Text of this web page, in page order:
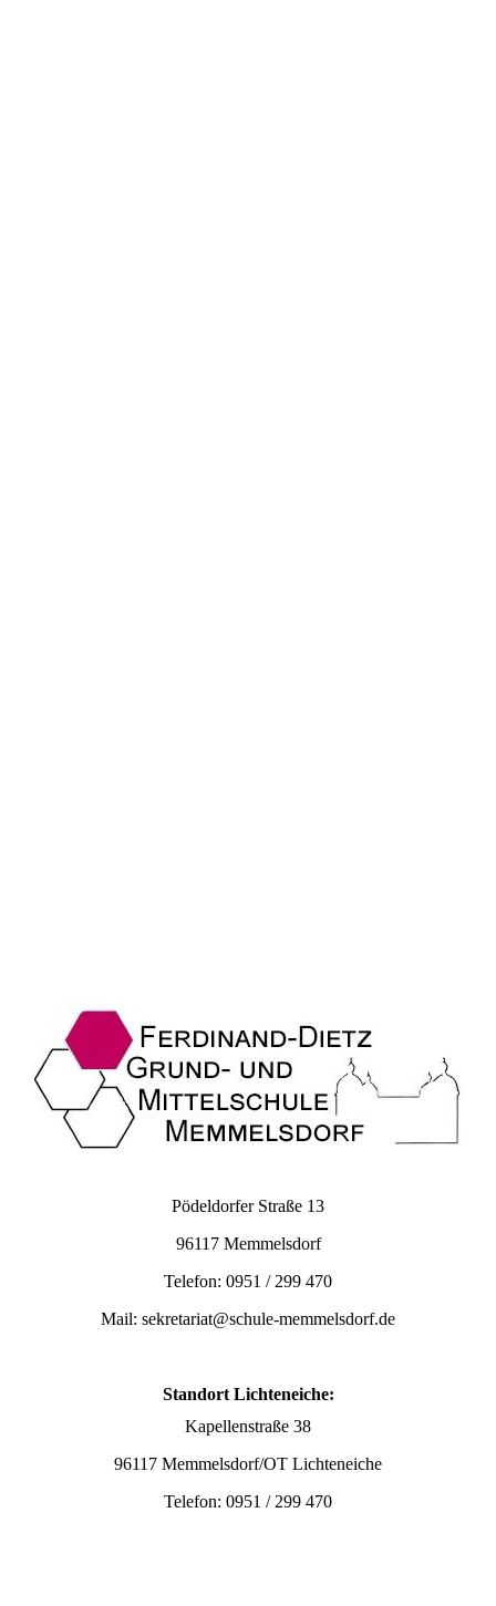
Pödeldorfer Straße 13
96117 Memmelsdorf
Telefon: 0951 / 299 470
Mail: sekretariat@schule-memmelsdorf.de
Standort Lichteneiche:
Kapellenstraße 38
96117 Memmelsdorf/OT Lichteneiche
Telefon: 0951 / 299 470